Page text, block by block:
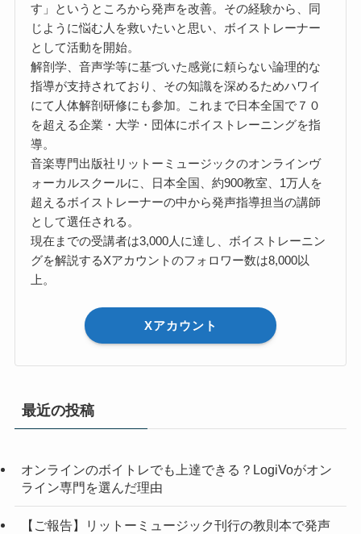
す」というところから発声を改善。その経験から、同
じように悩む人を救いたいと思い、ボイストレーナー
として活動を開始。
解剖学、音声学等に基づいた感覚に頼らない論理的な
指導が支持されており、その知識を深めるためハワイ
にて人体解剖研修にも参加。これまで日本全国で７０
を超える企業・大学・団体にボイストレーニングを指
導。
音楽専門出版社リットーミュージックのオンラインヴ
ォーカルスクールに、日本全国、約900教室、1万人を
超えるボイストレーナーの中から発声指導担当の講師
として選任される。
現在までの受講者は3,000人に達し、ボイストレーニン
グを解説するXアカウントのフォロワー数は8,000以
上。
Xアカウント
最近の投稿
オンラインのボイトレでも上達できる？LogiVoがオン
ライン専門を選んだ理由
【ご報告】リットーミュージック刊行の教則本で発声